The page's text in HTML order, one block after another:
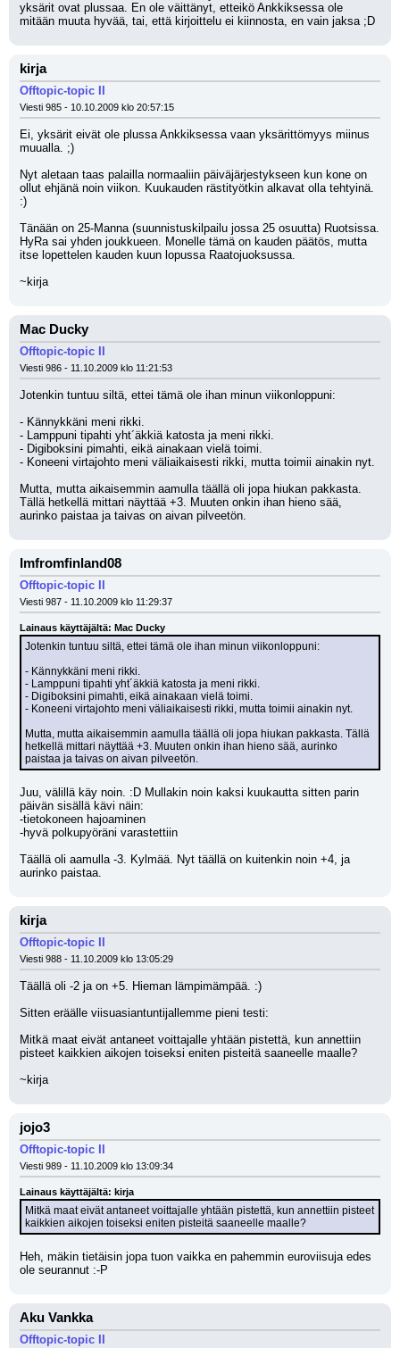
yksärit ovat plussaa. En ole väittänyt, etteikö Ankkiksessa ole
mitään muuta hyvää, tai, että kirjoittelu ei kiinnosta, en vain jaksa ;D
kirja
Offtopic-topic II
Viesti 985 - 10.10.2009 klo 20:57:15
Ei, yksärit eivät ole plussa Ankkiksessa vaan yksärittömyys miinus
muualla. ;)
Nyt aletaan taas palailla normaaliin päiväjärjestykseen kun kone on
ollut ehjänä noin viikon. Kuukauden rästityötkin alkavat olla tehtyinä.
:)
Tänään on 25-Manna (suunnistuskilpailu jossa 25 osuutta) Ruotsissa.
HyRa sai yhden joukkueen. Monelle tämä on kauden päätös, mutta
itse lopettelen kauden kuun lopussa Raatojuoksussa.
~kirja
Mac Ducky
Offtopic-topic II
Viesti 986 - 11.10.2009 klo 11:21:53
Jotenkin tuntuu siltä, ettei tämä ole ihan minun viikonloppuni:
- Kännykkäni meni rikki.
- Lamppuni tipahti yht´äkkiä katosta ja meni rikki.
- Digiboksini pimahti, eikä ainakaan vielä toimi.
- Koneeni virtajohto meni väliaikaisesti rikki, mutta toimii ainakin nyt.
Mutta, mutta aikaisemmin aamulla täällä oli jopa hiukan pakkasta.
Tällä hetkellä mittari näyttää +3. Muuten onkin ihan hieno sää,
aurinko paistaa ja taivas on aivan pilveetön.
Imfromfinland08
Offtopic-topic II
Viesti 987 - 11.10.2009 klo 11:29:37
Lainaus käyttäjältä: Mac Ducky
Jotenkin tuntuu siltä, ettei tämä ole ihan minun viikonloppuni:
- Kännykkäni meni rikki.
- Lamppuni tipahti yht´äkkiä katosta ja meni rikki.
- Digiboksini pimahti, eikä ainakaan vielä toimi.
- Koneeni virtajohto meni väliaikaisesti rikki, mutta toimii ainakin nyt.
Mutta, mutta aikaisemmin aamulla täällä oli jopa hiukan pakkasta. Tällä
hetkellä mittari näyttää +3. Muuten onkin ihan hieno sää, aurinko
paistaa ja taivas on aivan pilveetön.
Juu, välillä käy noin. :D Mullakin noin kaksi kuukautta sitten parin
päivän sisällä kävi näin:
-tietokoneen hajoaminen
-hyvä polkupyöräni varastettiin
Täällä oli aamulla -3. Kylmää. Nyt täällä on kuitenkin noin +4, ja
aurinko paistaa.
kirja
Offtopic-topic II
Viesti 988 - 11.10.2009 klo 13:05:29
Täällä oli -2 ja on +5. Hieman lämpimämpää. :)
Sitten eräälle viisuasiantuntijallemme pieni testi:
Mitkä maat eivät antaneet voittajalle yhtään pistettä, kun annettiin
pisteet kaikkien aikojen toiseksi eniten pisteitä saaneelle maalle?
~kirja
jojo3
Offtopic-topic II
Viesti 989 - 11.10.2009 klo 13:09:34
Lainaus käyttäjältä: kirja
Mitkä maat eivät antaneet voittajalle yhtään pistettä, kun annettiin pisteet
kaikkien aikojen toiseksi eniten pisteitä saaneelle maalle?
Heh, mäkin tietäisin jopa tuon vaikka en pahemmin euroviisuja edes
ole seurannut :-P
Aku Vankka
Offtopic-topic II